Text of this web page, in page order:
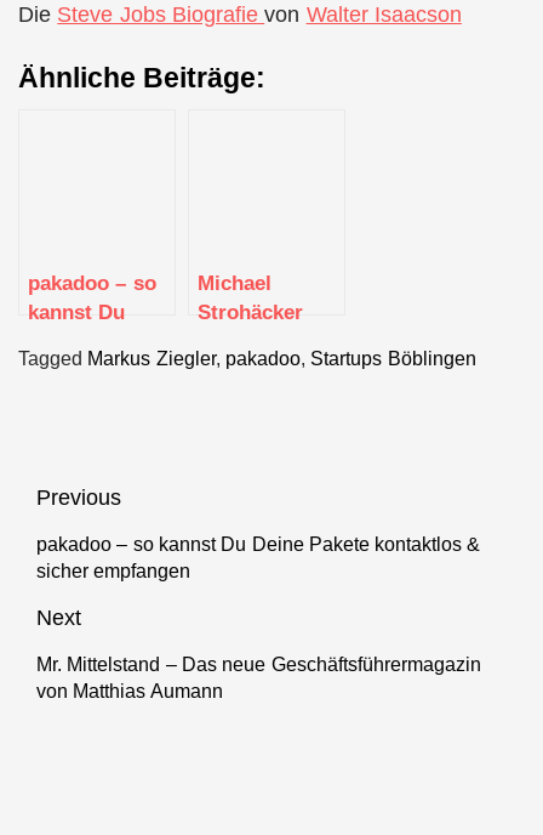
Die Steve Jobs Biografievon Walter Isaacson
Ähnliche Beiträge:
pakadoo – so
kannst Du
kontaktlos &
Michael
Strohäcker
Tagged Markus Ziegler, pakadoo, Startups Böblingen
Beitragsnavigation
Previous
Previous
post:
pakadoo – so kannst Du Deine Pakete kontaktlos &
sicher empfangen
Next
Next
post:
Mr. Mittelstand – Das neue Geschäftsführermagazin
von Matthias Aumann